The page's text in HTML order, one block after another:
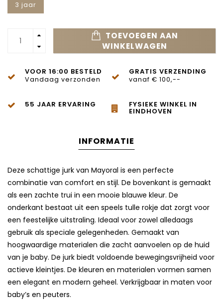
3 jaar
TOEVOEGEN AAN
WINKELWAGEN
VOOR 16:00 BESTELD
Vandaag verzonden
GRATIS VERZENDING
vanaf € 100,--
55 JAAR ERVARING FYSIEKE WINKEL IN
EINDHOVEN
INFORMATIE
Deze schattige jurk van Mayoral is een perfecte
combinatie van comfort en stijl. De bovenkant is gemaakt
als een zachte trui in een mooie blauwe kleur. De
onderkant bestaat uit een speels tulle rokje dat zorgt voor
een feestelijke uitstraling. Ideaal voor zowel alledaags
gebruik als speciale gelegenheden. Gemaakt van
hoogwaardige materialen die zacht aanvoelen op de huid
van je baby. De jurk biedt voldoende bewegingsvrijheid voor
actieve kleintjes. De kleuren en materialen vormen samen
een elegant en modern geheel. Verkrijgbaar in maten voor
baby’s en peuters.